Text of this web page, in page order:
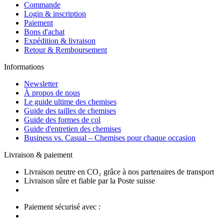
Commande
Login & inscription
Paiement
Bons d'achat
Expédition & livraison
Retour & Remboursement
Informations
Newsletter
À propos de nous
Le guide ultime des chemises
Guide des tailles de chemises
Guide des formes de col
Guide d'entretien des chemises
Business vs. Casual – Chemises pour chaque occasion
Livraison & paiement
Livraison neutre en CO₂ grâce à nos partenaires de transport
Livraison sûre et fiable par la Poste suisse
Paiement sécurisé avec :